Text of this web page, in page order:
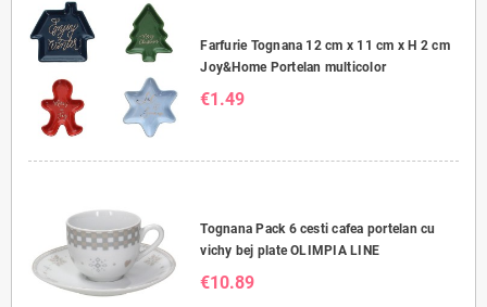
Farfurie Tognana 12 cm x 11 cm x H 2 cm
Joy&Home Portelan multicolor
€1.49
Tognana Pack 6 cesti cafea portelan cu
vichy bej plate OLIMPIA LINE
€10.89